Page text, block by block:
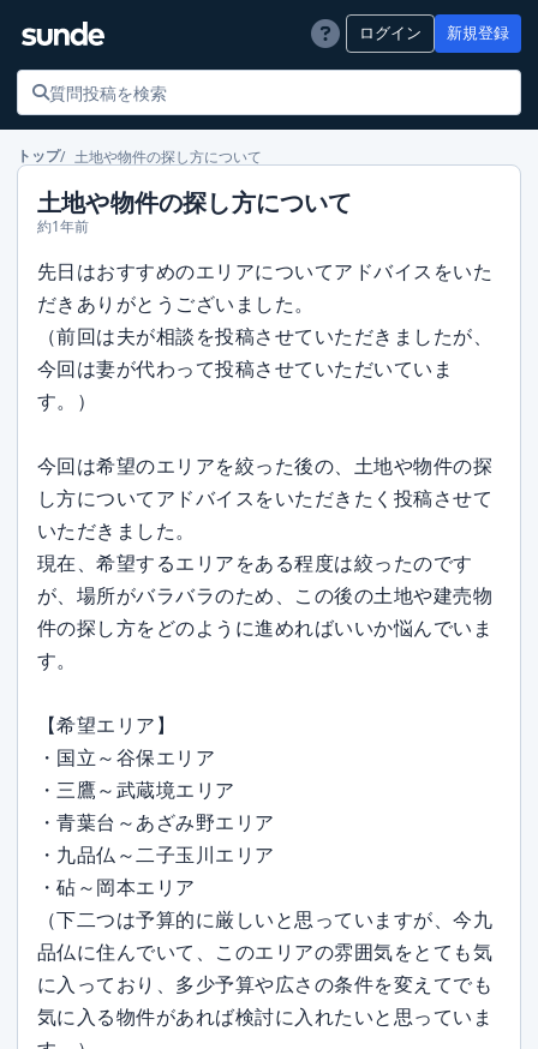
ログイン 新規登録
トップ 土地や物件の探し方について
土地や物件の探し方について
約1年前
先日はおすすめのエリアについてアドバイスをいた
だきありがとうございました。
（前回は夫が相談を投稿させていただきましたが、
今回は妻が代わって投稿させていただいていま
す。）
今回は希望のエリアを絞った後の、土地や物件の探
し方についてアドバイスをいただきたく投稿させて
いただきました。
現在、希望するエリアをある程度は絞ったのです
が、場所がバラバラのため、この後の土地や建売物
件の探し方をどのように進めればいいか悩んでいま
す。
【希望エリア】
・国立～谷保エリア
・三鷹～武蔵境エリア
・青葉台～あざみ野エリア
・九品仏～二子玉川エリア
・砧～岡本エリア
（下二つは予算的に厳しいと思っていますが、今九
品仏に住んでいて、このエリアの雰囲気をとても気
に入っており、多少予算や広さの条件を変えてでも
気に入る物件があれば検討に入れたいと思っていま